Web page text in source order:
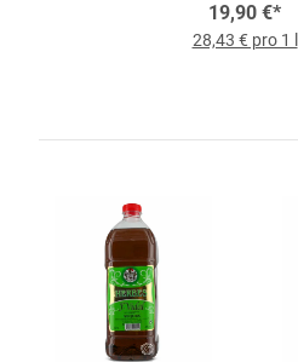
l-Flasche
19,90 €*
28,43 € pro 1 l